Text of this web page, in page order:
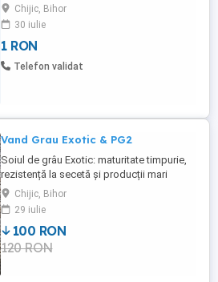
Chijic, Bihor
30 iulie
1 RON
Telefon validat
Vand Grau Exotic & PG2
Soiul de grâu Exotic: maturitate timpurie,
rezistență la secetă și producții mari
Exotic este un soi de grau cu
productivitate si excelenta in panificatie.
Acesta prezinta si un continut excellent de
proteina (>12).
Chijic, Bihor
29 iulie
100 RON
120 RON